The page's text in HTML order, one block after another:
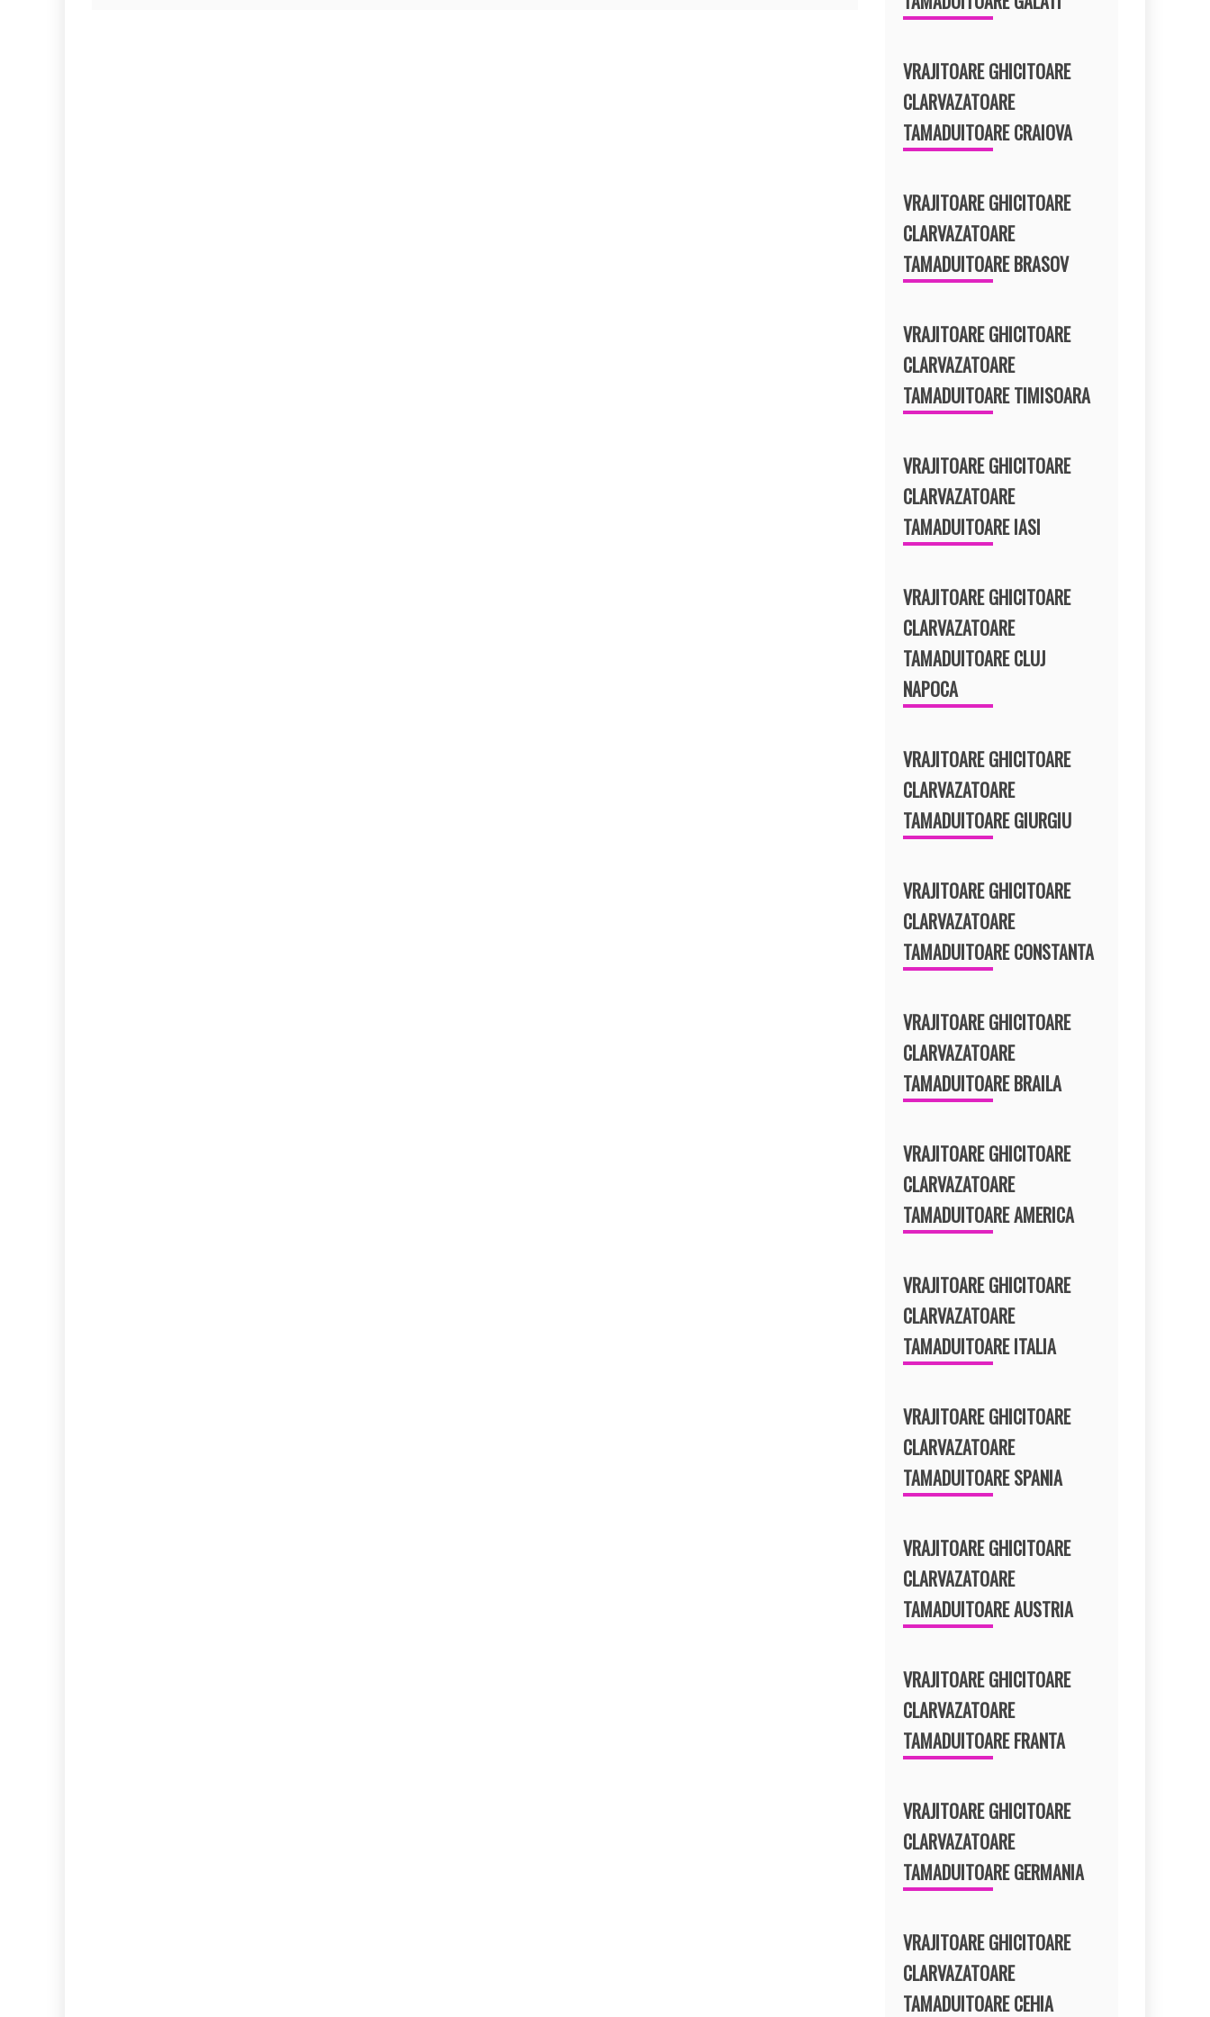
VRAJITOARE GHICITOARE
CLARVAZATOARE
TAMADUITOARE CRAIOVA
VRAJITOARE GHICITOARE
CLARVAZATOARE
TAMADUITOARE BRASOV
VRAJITOARE GHICITOARE
CLARVAZATOARE
TAMADUITOARE TIMISOARA
VRAJITOARE GHICITOARE
CLARVAZATOARE
TAMADUITOARE IASI
VRAJITOARE GHICITOARE
CLARVAZATOARE
TAMADUITOARE CLUJ
NAPOCA
VRAJITOARE GHICITOARE
CLARVAZATOARE
TAMADUITOARE GIURGIU
VRAJITOARE GHICITOARE
CLARVAZATOARE
TAMADUITOARE CONSTANTA
VRAJITOARE GHICITOARE
CLARVAZATOARE
TAMADUITOARE BRAILA
VRAJITOARE GHICITOARE
CLARVAZATOARE
TAMADUITOARE AMERICA
VRAJITOARE GHICITOARE
CLARVAZATOARE
TAMADUITOARE ITALIA
VRAJITOARE GHICITOARE
CLARVAZATOARE
TAMADUITOARE SPANIA
VRAJITOARE GHICITOARE
CLARVAZATOARE
TAMADUITOARE AUSTRIA
VRAJITOARE GHICITOARE
CLARVAZATOARE
TAMADUITOARE FRANTA
VRAJITOARE GHICITOARE
CLARVAZATOARE
TAMADUITOARE GERMANIA
VRAJITOARE GHICITOARE
CLARVAZATOARE
TAMADUITOARE CEHIA